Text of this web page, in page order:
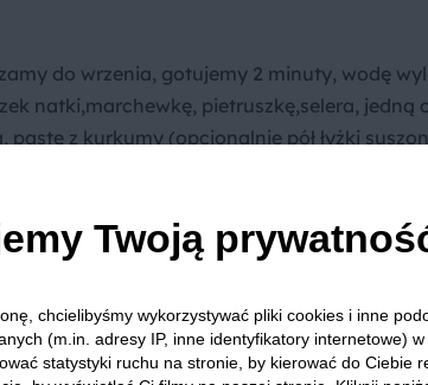
do wrzenia, gotujemy 2 minuty, wodę
natki,marchewkę, pietruszkę,selera, jedną
z kurkumy (opcjonalnie pół łyżki
wrzenia i na małym ogniu gotujemy. Na
kostkę cebulę(wszystkie rodzaje) i
kiedy cebulka będzie już kremowa i złocista,
zmniejszamy ogień,
do garnka i dalej gotujemy około 40-
- chleb kroimy w kostki, polewamy lekko
ząbka czosnku, wkładamy do piekarnika
Twoją
chcielibyśmy wykorzystywać pliki cookies i inne
(m.in. adresy IP, inne identyfikatory internetowe) w
statystyki ruchu na stronie, by kierować do Ciebie